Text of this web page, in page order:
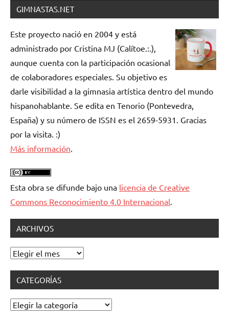
GIMNASTAS.NET
Este proyecto nació en 2004 y está
administrado por Cristina MJ (Calítoe.:.),
aunque cuenta con la participación ocasional
de colaboradores especiales. Su objetivo es
darle visibilidad a la gimnasia artística dentro del mundo
hispanohablante. Se edita en Tenorio (Pontevedra,
España) y su número de ISSN es el 2659-5931. Gracias
por la visita. :)
Más información.
Esta obra se difunde bajo una licencia de Creative
Commons Reconocimiento 4.0 Internacional.
ARCHIVOS
Archivos
CATEGORÍAS
Categorías